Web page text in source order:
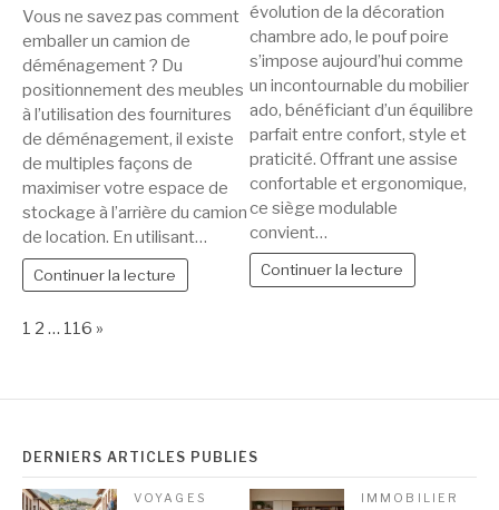
Vous ne savez pas comment
emballer un camion de
déménagement ? Du
positionnement des meubles
à l’utilisation des fournitures
de déménagement, il existe
de multiples façons de
maximiser votre espace de
stockage à l’arrière du camion
de location. En utilisant…
Continuer la lecture
évolution de la décoration
chambre ado, le pouf poire
s’impose aujourd’hui comme
un incontournable du mobilier
ado, bénéficiant d’un équilibre
parfait entre confort, style et
praticité. Offrant une assise
confortable et ergonomique,
ce siège modulable
convient…
Continuer la lecture
Page:
1 2 … 116 Next
»
DERNIERS ARTICLES PUBLIÉS
VOYAGES IMMOBILIER